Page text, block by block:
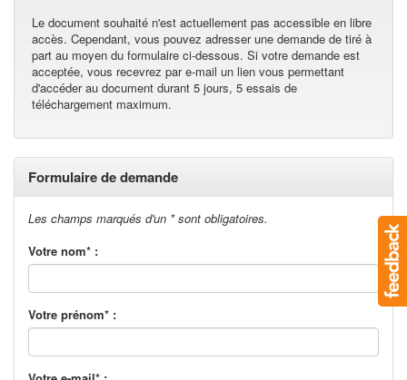
Le document souhaité n'est actuellement pas accessible en libre
accès. Cependant, vous pouvez adresser une demande de tiré à
part au moyen du formulaire ci-dessous. Si votre demande est
acceptée, vous recevrez par e-mail un lien vous permettant
d'accéder au document durant 5 jours, 5 essais de
téléchargement maximum.
Formulaire de demande
Les champs marqués d'un * sont obligatoires.
Votre nom* :
Votre prénom* :